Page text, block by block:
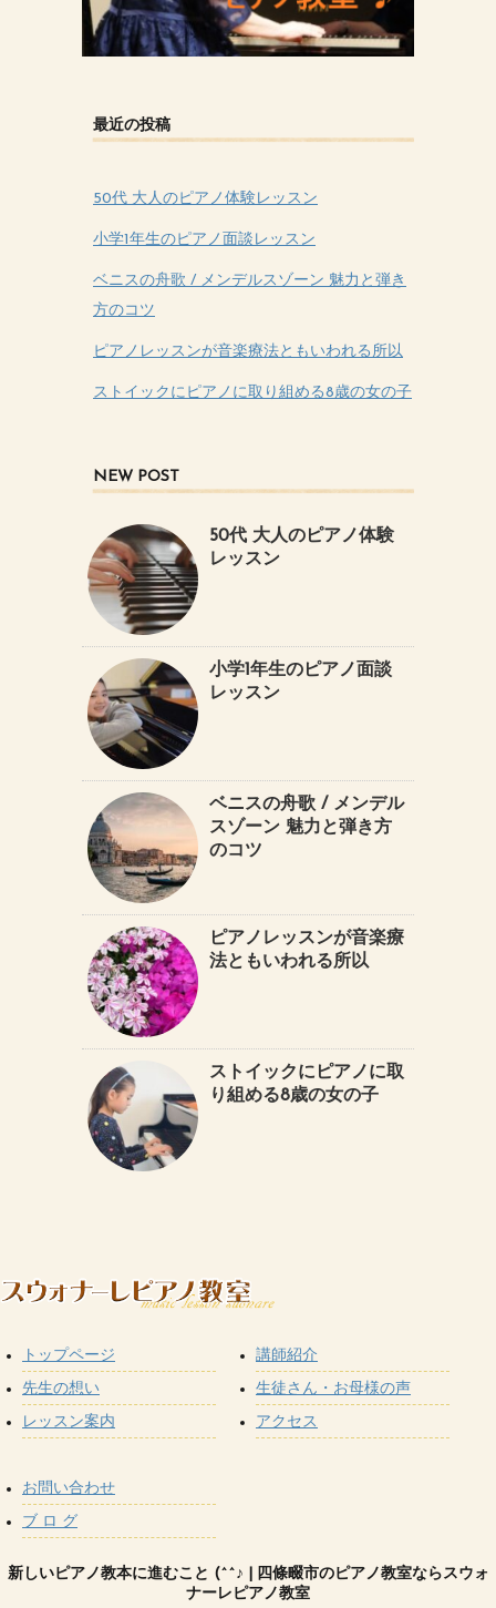
最近の投稿
50代 大人のピアノ体験レッスン
小学1年生のピアノ面談レッスン
ベニスの舟歌 / メンデルスゾーン 魅力と弾き
方のコツ
ピアノレッスンが音楽療法ともいわれる所以
ストイックにピアノに取り組める8歳の女の子
NEW POST
50代 大人のピアノ体験
レッスン
小学1年生のピアノ面談
レッスン
ベニスの舟歌 / メンデル
スゾーン 魅力と弾き方
のコツ
ピアノレッスンが音楽療
法ともいわれる所以
ストイックにピアノに取
り組める8歳の女の子
トップページ
先生の想い
レッスン案内
講師紹介
生徒さん・お母様の声
アクセス
お問い合わせ
ブ ロ グ
新しいピアノ教本に進むこと (^^♪ | 四條畷市のピアノ教室ならスウォ
ナーレピアノ教室